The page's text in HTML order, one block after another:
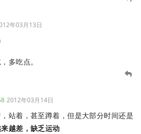
年03月13日
多吃点。
2012年03月14日
站着，甚至蹲着，但是大部分时间还是
越差，缺乏运动